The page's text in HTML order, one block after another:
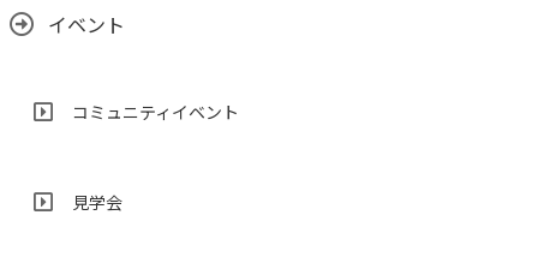
イベント
コミュニティイベント
見学会